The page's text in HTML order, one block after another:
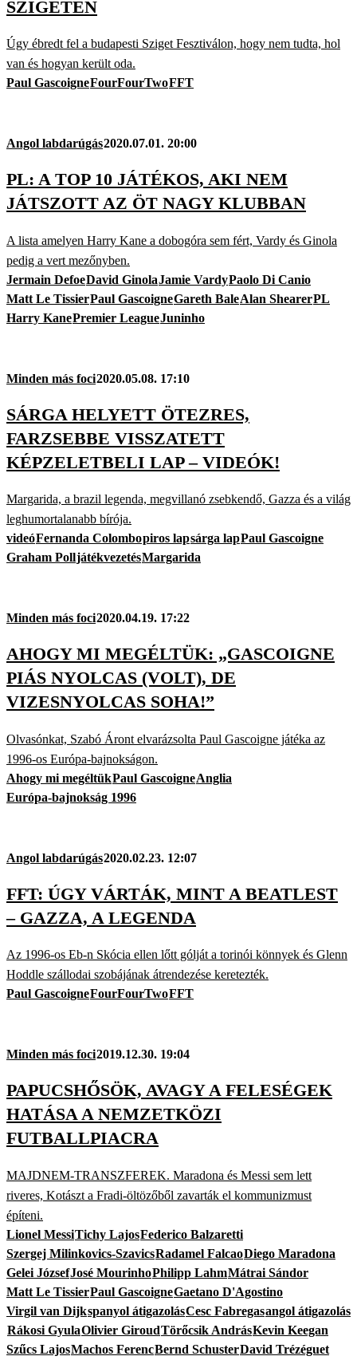
SZIGETÉN
Úgy ébredt fel a budapesti Sziget Fesztiválon, hogy nem tudta, hol
van és hogyan került oda.
Paul GascoigneFourFourTwoFFT
Angol labdarúgás2020.07.01. 20:00
PL: A TOP 10 JÁTÉKOS, AKI NEM
JÁTSZOTT AZ ÖT NAGY KLUBBAN
A lista amelyen Harry Kane a dobogóra sem fért, Vardy és Ginola
pedig a vert mezőnyben.
Jermain DefoeDavid GinolaJamie VardyPaolo Di Canio
Matt Le TissierPaul GascoigneGareth BaleAlan ShearerPL
Harry KanePremier LeagueJuninho
Minden más foci2020.05.08. 17:10
SÁRGA HELYETT ÖTEZRES,
FARZSEBBE VISSZATETT
KÉPZELETBELI LAP – VIDEÓK!
Margarida, a brazil legenda, megvillanó zsebkendő, Gazza és a világ
leghumortalanabb bírója.
videóFernanda Colombopiros lapsárga lapPaul Gascoigne
Graham PolljátékvezetésMargarida
Minden más foci2020.04.19. 17:22
AHOGY MI MEGÉLTÜK: „GASCOIGNE
PIÁS NYOLCAS (VOLT), DE
VIZESNYOLCAS SOHA!”
Olvasónkat, Szabó Áront elvarázsolta Paul Gascoigne játéka az
1996-os Európa-bajnokságon.
Ahogy mi megéltükPaul GascoigneAnglia
Európa-bajnokság 1996
Angol labdarúgás2020.02.23. 12:07
FFT: ÚGY VÁRTÁK, MINT A BEATLEST
– GAZZA, A LEGENDA
Az 1996-os Eb-n Skócia ellen lőtt gólját a torinói könnyek és Glenn
Hoddle szállodai szobájának átrendezése keretezték.
Paul GascoigneFourFourTwoFFT
Minden más foci2019.12.30. 19:04
PAPUCSHŐSÖK, AVAGY A FELESÉGEK
HATÁSA A NEMZETKÖZI
FUTBALLPIACRA
MAJDNEM-TRANSZFEREK. Maradona és Messi sem lett
riveres, Kotászt a Fradi-öltözőből zavarták el kommunizmust
építeni.
Lionel MessiTichy LajosFederico Balzaretti
Szergej Milinkovics-SzavicsRadamel FalcaoDiego Maradona
Gelei JózsefJosé MourinhoPhilipp LahmMátrai Sándor
Matt Le TissierPaul GascoigneGaetano D'Agostino
Virgil van Dijkspanyol átigazolásCesc Fabregasangol átigazolás
Rákosi GyulaOlivier GiroudTörőcsik AndrásKevin Keegan
Szűcs LajosMachos FerencBernd SchusterDavid Trézéguet